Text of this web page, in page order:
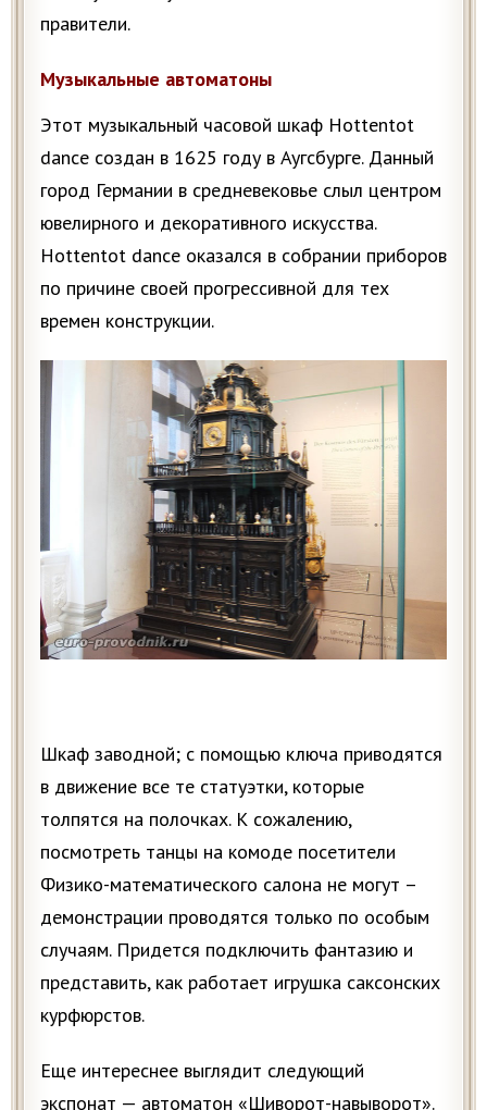
правители.
Музыкальные автоматоны
Этот музыкальный часовой шкаф Hottentot
dance создан в 1625 году в Аугсбурге. Данный
город Германии в средневековье слыл центром
ювелирного и декоративного искусства.
Hottentot dance оказался в собрании приборов
по причине своей прогрессивной для тех
времен конструкции.
Шкаф заводной; с помощью ключа приводятся
в движение все те статуэтки, которые
толпятся на полочках. К сожалению,
посмотреть танцы на комоде посетители
Физико-математического салона не могут –
демонстрации проводятся только по особым
случаям. Придется подключить фантазию и
представить, как работает игрушка саксонских
курфюрстов.
Еще интереснее выглядит следующий
экспонат — автоматон «Шиворот-навыворот».